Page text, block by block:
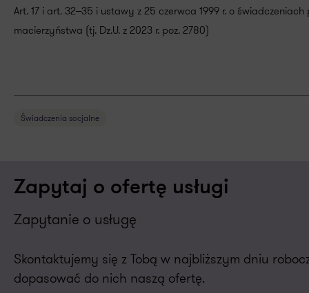
Art. 17 i art. 32‒35 i ustawy z 25 czerwca 1999 r. o
macierzyństwa (tj. Dz.U. z 2023 r. poz. 2780)
Świadczenia socjalne
Zapytaj o ofertę usługi
Zapytanie o usługę
Skontaktujemy się z Tobą w najbliższym dniu
dopasować do nich naszą ofertę.